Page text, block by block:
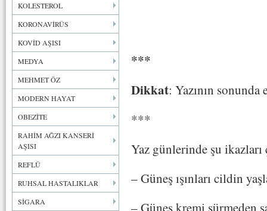
KOLESTEROL
KORONAVİRÜS
KOVİD AŞISI
MEDYA
MEHMET ÖZ
MODERN HAYAT
OBEZİTE
RAHİM AĞZI KANSERİ
AŞISI
REFLÜ
RUHSAL HASTALIKLAR
SİGARA
***
Dikkat: Yazının sonunda
***
Yaz günlerinde şu
– Güneş ışınları cildin
– Güneş kremi sürmeden